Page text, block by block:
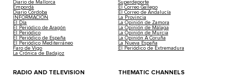
Diario de Mallorca
Empordà
Diario Córdoba
INFORMACIÓN
El Día
El Periódico de Aragón
El Periódico
El Periódico de España
El Periódico Mediterráneo
Faro de Vigo
La Crónica de Badajoz
Superdeporte
El Correo Gallego
El Correo de Andalucía
La Provincia
La Opinión de Zamora
La Opinión de Málaga
La Opinión de Murcia
La Opinión A Coruña
La Nueva España
El Periódico de Extremadura
RADIO AND TELEVISION THEMATIC CHANNELS